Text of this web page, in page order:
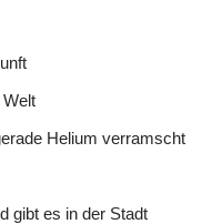
Helium verramscht
gibt es in der Stadt